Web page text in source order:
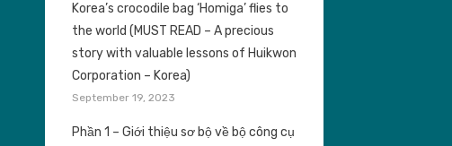
Korea’s crocodile bag ‘Homiga’ flies to
the world (MUST READ – A precious
story with valuable lessons of Huikwon
Corporation – Korea)
September 19, 2023
Phần 1 – Giới thiệu sơ bộ về bộ công cụ